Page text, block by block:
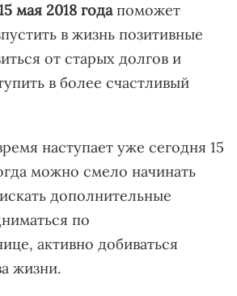
мая 2018 годапоможет
в жизнь позитивные
от старых долгов и
в более счастливый
наступает уже сегодня 15
можно смело начинать
дополнительные
по
активно добиваться
жизни.